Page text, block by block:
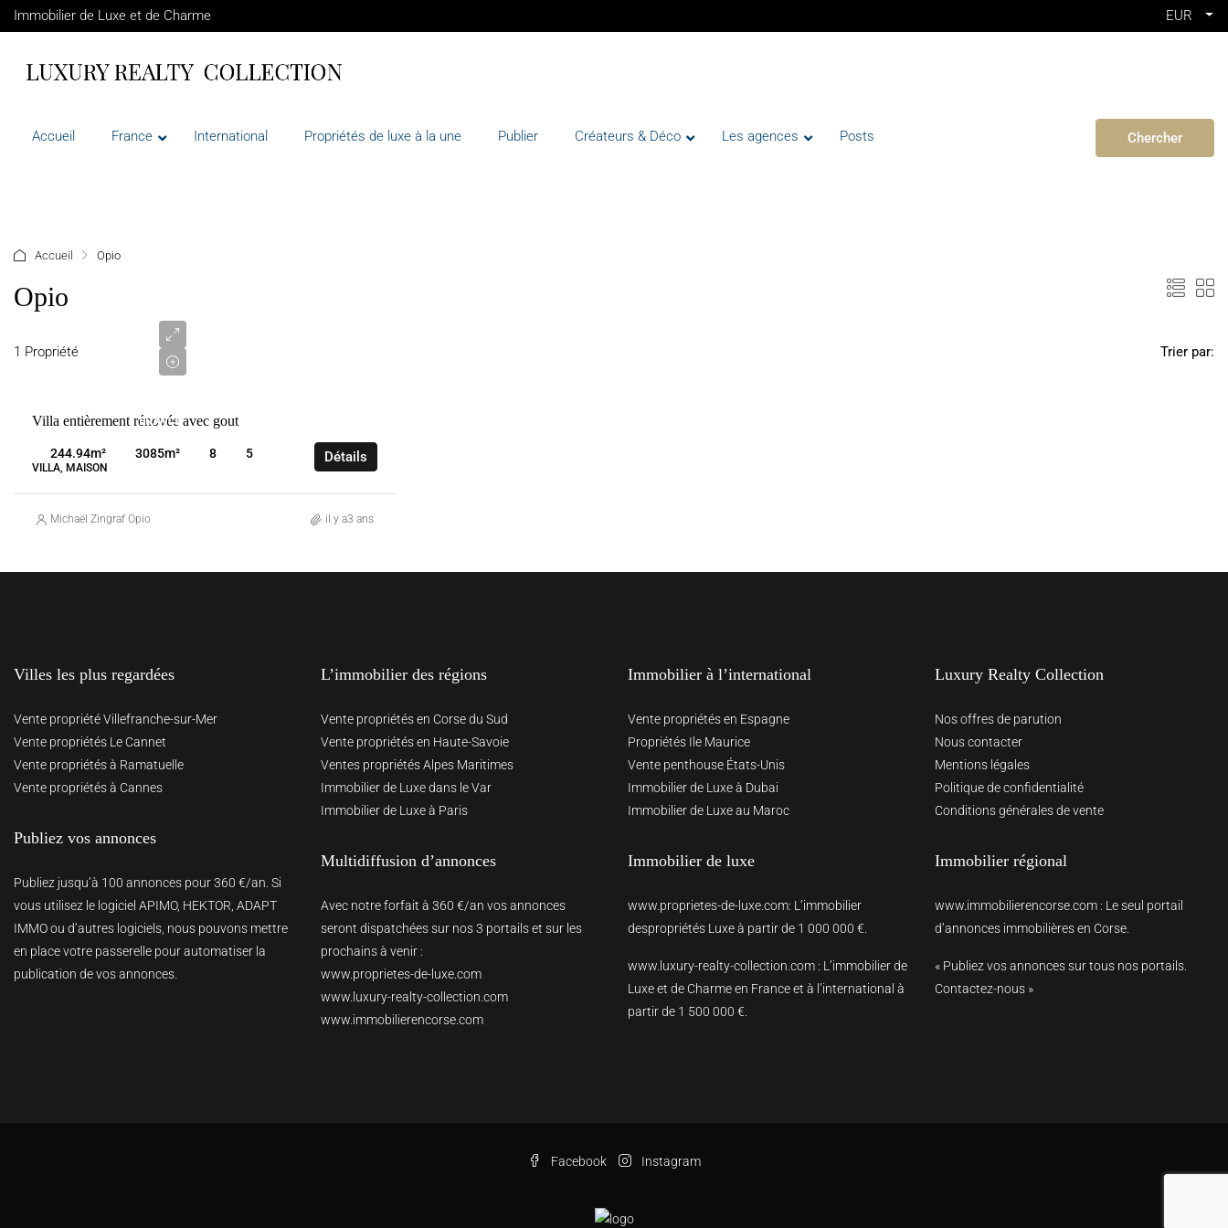
Immobilier de Luxe et de Charme EUR
Accueil France International Propriétés de luxe à la une Publier Créateurs & Déco Les agences Posts Chercher
Accueil Opio
Opio
1 Propriété Trier par:
FRANCE
Villa entièrement rénovée avec gout
244.94m² 3085m² 8 5
VILLA, MAISON
Détails
Michaël Zingraf Opio il y a3 ans
Villes les plus regardées
Vente propriété Villefranche-sur-Mer
Vente propriétés Le Cannet
Vente propriétés à Ramatuelle
Vente propriétés à Cannes
Publiez vos annonces
Publiez jusqu’à 100 annonces pour 360 €/an. Si
vous utilisez le logiciel APIMO, HEKTOR, ADAPT
IMMO ou d’autres logiciels, nous pouvons mettre
en place votre passerelle pour automatiser la
publication de vos annonces.
L’immobilier des régions
Vente propriétés en Corse du Sud
Vente propriétés en Haute-Savoie
Ventes propriétés Alpes Maritimes
Immobilier de Luxe dans le Var
Immobilier de Luxe à Paris
Multidiffusion d’annonces
Avec notre forfait à 360 €/an vos annonces
seront dispatchées sur nos 3 portails et sur les
prochains à venir :
www.proprietes-de-luxe.com
www.luxury-realty-collection.com
www.immobilierencorse.com
Immobilier à l’international
Vente propriétés en Espagne
Propriétés Ile Maurice
Vente penthouse États-Unis
Immobilier de Luxe à Dubai
Immobilier de Luxe au Maroc
Immobilier de luxe
www.proprietes-de-luxe.com: L’immobilier
despropriétés Luxe à partir de 1 000 000 €.
www.luxury-realty-collection.com : L’immobilier de
Luxe et de Charme en France et à l’international à
partir de 1 500 000 €.
Luxury Realty Collection
Nos offres de parution
Nous contacter
Mentions légales
Politique de confidentialité
Conditions générales de vente
Immobilier régional
www.immobilierencorse.com : Le seul portail
d’annonces immobilières en Corse.
« Publiez vos annonces sur tous nos portails.
Contactez-nous »
Facebook Instagram